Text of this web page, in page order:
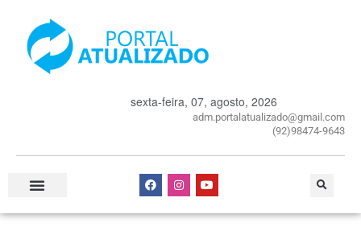
sexta-feira, 07, agosto, 2026
adm.portalatualizado@gmail.com
(92)98474-9643